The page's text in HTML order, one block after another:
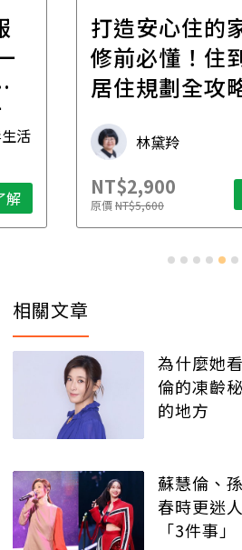
活
解
打造安心住的
修前必懂！住
居住規劃全攻
林黛羚
NT$2,900
原價NT$5,600
相關文章
為什麼她
倫的凍齡
的地方
蘇慧倫、
春時更迷
「3件事」